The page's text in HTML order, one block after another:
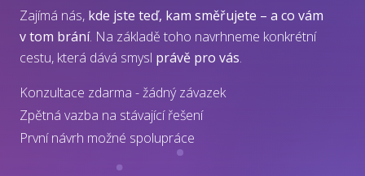
Zajímá nás, kde jste teď, kam směřujete – a co vám
v tom brání. Na základě toho navrhneme konkrétní
cestu, která dává smysl právě pro vás.
Konzultace zdarma - žádný závazek
Zpětná vazba na stávající řešení
První návrh možné spolupráce